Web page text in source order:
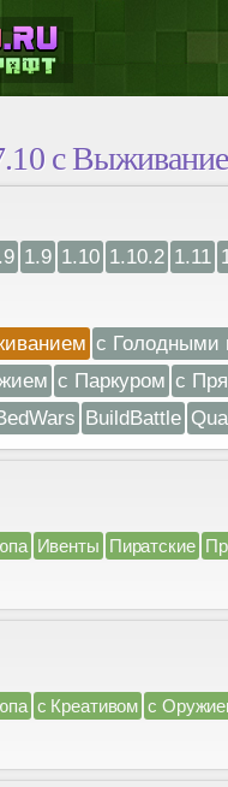
с
1.9 1.10 1.10.2 1.11
с Голодными
с Паркуром с
BuildBattle
Ивенты Пиратские
с Креативом с